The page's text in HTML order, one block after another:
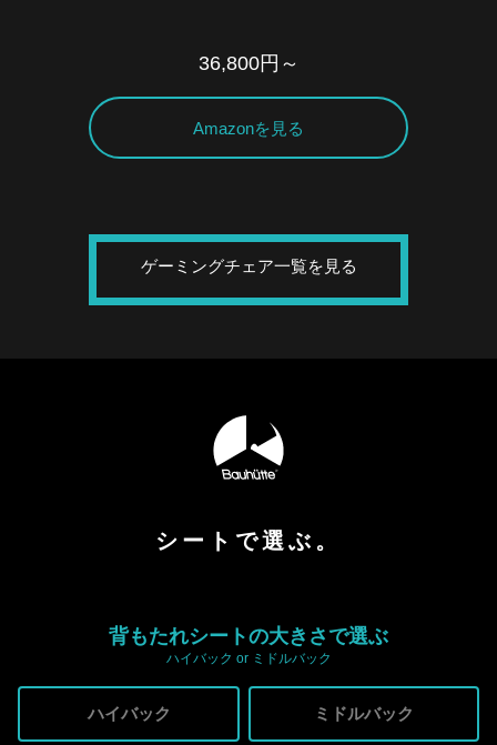
36,800円～
Amazonを見る
ゲーミングチェア一覧を見る
シートで選ぶ。
背もたれシートの大きさで選ぶ
ハイバック or ミドルバック
ハイバック ミドルバック